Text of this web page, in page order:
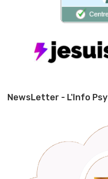
NewsLetter - L'Info Psy